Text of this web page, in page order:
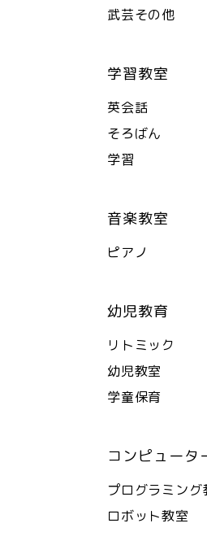
武芸その他
学習教室
英会話
そろばん
学習
音楽教室
ピアノ
幼児教育
リトミック
幼児教室
学童保育
コンピュータ
プログラミング
ロボット教室